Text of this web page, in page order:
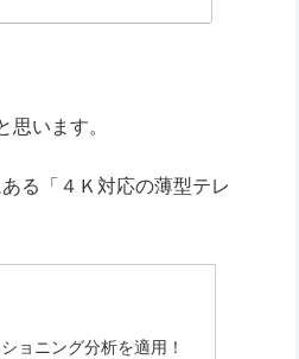
います。
る「４Ｋ対応の薄型テレ
ョニング分析を適用！